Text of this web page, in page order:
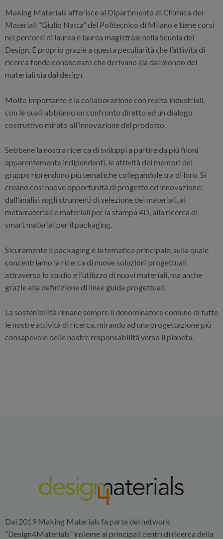
Making Materials afferisce al Dipartimento di Chimica dei
Materiali “Giulio Natta” del Politecnico di Milano e tiene corsi
nei percorsi di laurea e laurea magistrale nella Scuola del
Design. È proprio grazie a questa peculiarità che l’attività di
ricerca fonde conoscenze che derivano sia dal mondo dei
materiali sia dal design.
Molto importante è la collaborazione con realtà industriali,
con le quali abbiamo un confronto diretto ed un dialogo
costruttivo mirato all’innovazione del prodotto.
Sebbene la nostra ricerca di sviluppi a partire da più filoni
apparentemente indipendenti, le attività dei membri del
gruppo riprendono più tematiche collegandole tra di loro. Si
creano così nuove opportunità di progetto ed innovazione:
dall’analisi sugli strumenti di selezione dei materiali, ai
metamateriali e materiali per la stampa 4D, alla ricerca di
smart material per il packaging.
Sicuramente il packaging è la tematica principale, sulla quale
concentriamo la ricerca di nuove soluzioni progettuali
attraverso lo studio e l’utilizzo di nuovi materiali, ma anche
grazie alla definizione di linee guida progettuali.
La sostenibilità rimane sempre il denominatore comune di tutte
le nostre attività di ricerca, mirando ad una progettazione più
consapevole delle nostre responsabilità verso il pianeta.
Dal 2019 Making Materials fa parte del network
“Design4Materials” insieme ai principali centri di ricerca della